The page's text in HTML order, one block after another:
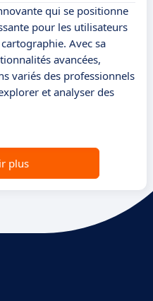
qui se positionne
pour les utilisateurs
Avec sa
avancées,
variés des professionnels
et analyser des
plus